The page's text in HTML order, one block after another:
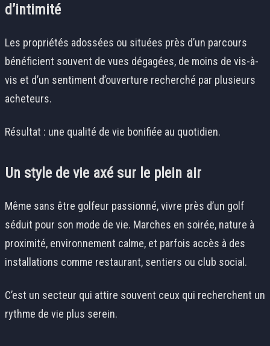
d’intimité
Les propriétés adossées ou situées près d’un parcours
bénéficient souvent de vues dégagées, de moins de vis-à-
vis et d’un sentiment d’ouverture recherché par plusieurs
acheteurs.
Résultat : une qualité de vie bonifiée au quotidien.
Un style de vie axé sur le plein air
Même sans être golfeur passionné, vivre près d’un golf
séduit pour son mode de vie. Marches en soirée, nature à
proximité, environnement calme, et parfois accès à des
installations comme restaurant, sentiers ou club social.
C’est un secteur qui attire souvent ceux qui recherchent un
rythme de vie plus serein.